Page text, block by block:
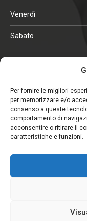
Per fornire le migliori
per memorizzare e/o
consenso a queste
comportamento di
acconsentire o ritirare il
caratteristiche e funzioni.
Venerdì
Sabato
ORARI IN ALTA
Lunedì - Venerdì
Sabato
CHIUSO IL
(gennaio, febbraio,
Copyright ©